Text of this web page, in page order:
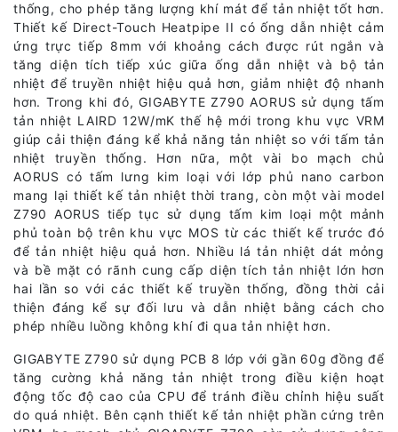
thống, cho phép tăng lượng khí mát để tản nhiệt tốt hơn.
Thiết kế Direct-Touch Heatpipe II có ống dẫn nhiệt cảm
ứng trực tiếp 8mm với khoảng cách được rút ngắn và
tăng diện tích tiếp xúc giữa ống dẫn nhiệt và bộ tản
nhiệt để truyền nhiệt hiệu quả hơn, giảm nhiệt độ nhanh
hơn. Trong khi đó, GIGABYTE Z790 AORUS sử dụng tấm
tản nhiệt LAIRD 12W/mK thế hệ mới trong khu vực VRM
giúp cải thiện đáng kể khả năng tản nhiệt so với tấm tản
nhiệt truyền thống. Hơn nữa, một vài bo mạch chủ
AORUS có tấm lưng kim loại với lớp phủ nano carbon
mang lại thiết kế tản nhiệt thời trang, còn một vài model
Z790 AORUS tiếp tục sử dụng tấm kim loại một mảnh
phủ toàn bộ trên khu vực MOS từ các thiết kế trước đó
để tản nhiệt hiệu quả hơn. Nhiều lá tản nhiệt dát mỏng
và bề mặt có rãnh cung cấp diện tích tản nhiệt lớn hơn
hai lần so với các thiết kế truyền thống, đồng thời cải
thiện đáng kể sự đối lưu và dẫn nhiệt bằng cách cho
phép nhiều luồng không khí đi qua tản nhiệt hơn.
GIGABYTE Z790 sử dụng PCB 8 lớp với gần 60g đồng để
tăng cường khả năng tản nhiệt trong điều kiện hoạt
động tốc độ cao của CPU để tránh điều chỉnh hiệu suất
do quá nhiệt. Bên cạnh thiết kế tản nhiệt phần cứng trên